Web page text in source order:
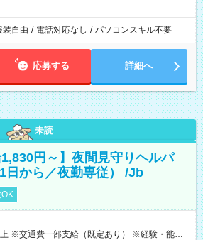
装自由 / 電話対応なし / パソコンスキル不要
応募する 詳細へ
未読
1,830円～】夜間見守りヘルパ
日から／夜勤専従） /Jb
※交通費一部支給（既定あり） ※経験・能力を